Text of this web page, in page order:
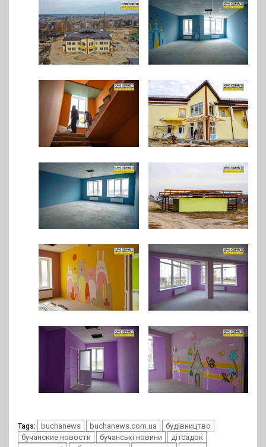
Tags: buchanews buchanews.com.ua
будівництво
бучанские новости
бучанські новини
дітсадок